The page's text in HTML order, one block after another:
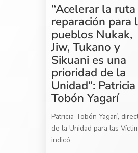
“Acelerar la
reparación para
pueblos Nukak,
Jiw, Tukano y
Sikuani es una
prioridad de la
Unidad”: Patricia
Tobón Yagarí
Patricia Tobón Yagarí,
de la Unidad para las
indicó ...